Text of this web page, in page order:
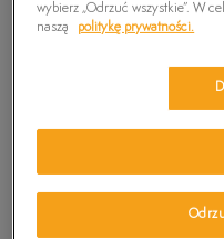
TIMBERLAND
(cena
389,99 zł -5% (najniższa cena
wybierz „Odrzuć wszystkie”. W
naszą
politykę prywatności.